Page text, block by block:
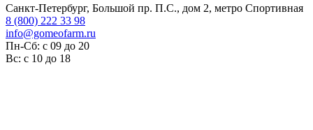
Санкт-Петербург, Большой пр. П.С., дом 2, метро Спортивная
8 (800) 222 33 98
info@gomeofarm.ru
Пн-Сб: с 09 до 20
Вс: с 10 до 18